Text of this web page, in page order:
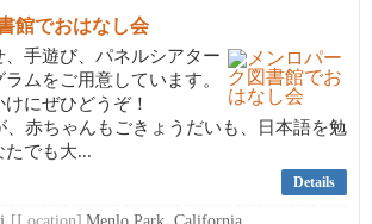
館でおはなし会
手遊び、パネルシアター
ムをご用意しています。
にぜひどうぞ！
、赤ちゃんもごきょうだいも、日本語を勉
たでも大...
Details